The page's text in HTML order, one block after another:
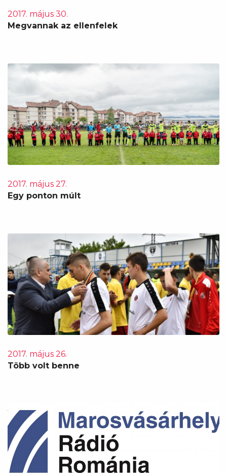
2017. május 30.
Megvannak az ellenfelek
2017. május 27.
Egy ponton múlt
2017. május 26.
Több volt benne